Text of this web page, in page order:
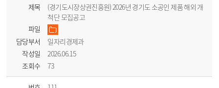
제목
(경기도시장상권진흥원) 2026년 경기도 소공인 제품 해외 개
척단 모집공고
파일
담당부서
일자리경제과
작성일
2026.06.15
조회수
73